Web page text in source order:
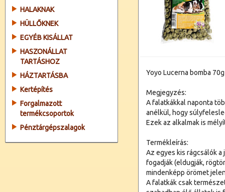
HALAKNAK
HÜLLŐKNEK
EGYÉB KISÁLLAT
HASZONÁLLAT
TARTÁSHOZ
HÁZTARTÁSBA
Kertépítés
Forgalmazott
termékcsoportok
Pénztárgépszalagok
Yoyo Lucerna bomba 70g
Megjegyzés:
A falatkákkal naponta
anélkül, hogy
Ezek az alkalmak is
Termékleírás:
Az egyes kis rágcsálók
fogadják (eldugják,
mindenképp örömet
A falatkák csak